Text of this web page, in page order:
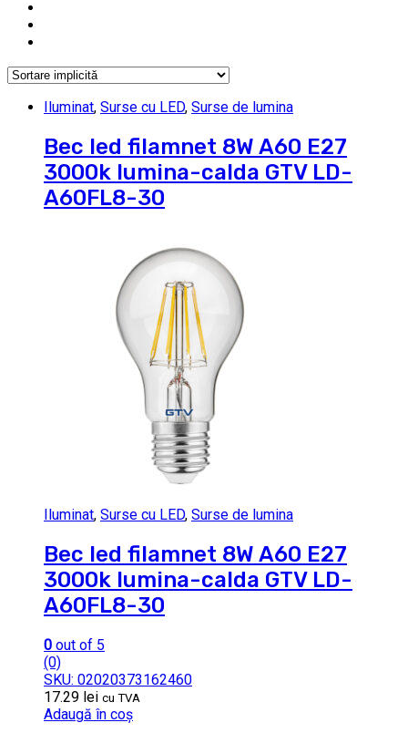
Iluminat, Surse cu LED, Surse de lumina
Bec led filamnet 8W A60 E27
3000k lumina-calda GTV LD-
A60FL8-30
Iluminat, Surse cu LED, Surse de lumina
Bec led filamnet 8W A60 E27
3000k lumina-calda GTV LD-
A60FL8-30
0 out of 5
(0)
SKU: 02020373162460
17.29 lei cu TVA
Adaugă în coș